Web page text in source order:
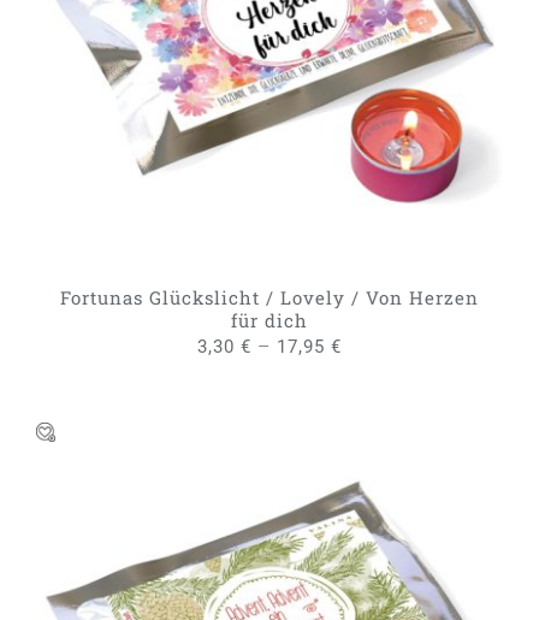
AUSFÜHRUNG WÄHLEN DIESES
PRODUKT
WEIST
MEHRERE
VARIANTEN
AUF.
DIE
OPTIONEN
KÖNNEN
GEWÄHLT
/
DETAILS
Fortunas Glückslicht / Lovely / Von Herzen
für dich
3,30 € – 17,95 €